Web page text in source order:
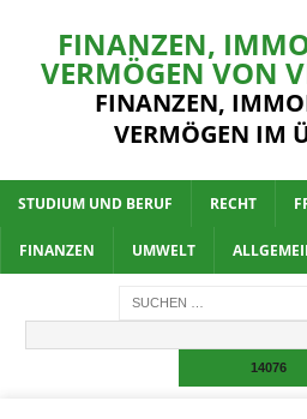
FINANZEN,
VERMÖGEN VON
FINANZEN,
VERMÖGEN IM
STUDIUM UND BERUF RECHT
FINANZEN UMWELT